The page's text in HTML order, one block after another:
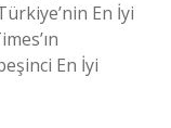
En İyi
En İyi